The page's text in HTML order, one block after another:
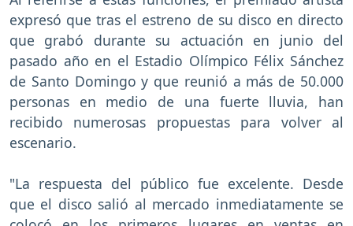
expresó que tras el estreno de su disco en directo
que grabó durante su actuación en junio del
pasado año en el Estadio Olímpico Félix Sánchez
de Santo Domingo y que reunió a más de 50.000
personas en medio de una fuerte lluvia, han
recibido numerosas propuestas para volver al
escenario.
"La respuesta del público fue excelente. Desde
que el disco salió al mercado inmediatamente se